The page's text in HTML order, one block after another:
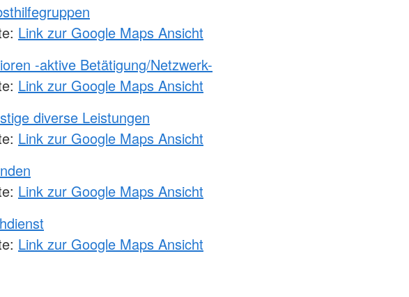
Link zur Google Maps Ansicht
-aktive Betätigung/Netzwerk-
Link zur Google Maps Ansicht
diverse Leistungen
Link zur Google Maps Ansicht
Link zur Google Maps Ansicht
Link zur Google Maps Ansicht